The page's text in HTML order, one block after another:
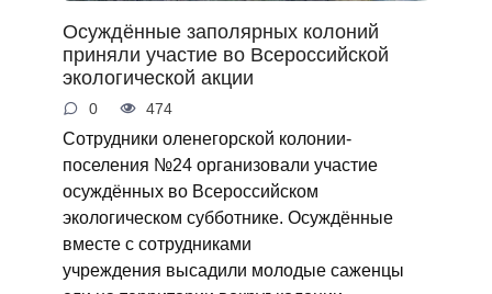
Осуждённые заполярных колоний
приняли участие во Всероссийской
экологической акции
0 474
Сотрудники оленегорской колонии-
поселения №24 организовали участие
осуждённых во Всероссийском
экологическом субботнике. Осуждённые
вместе с сотрудниками
учреждения высадили молодые саженцы